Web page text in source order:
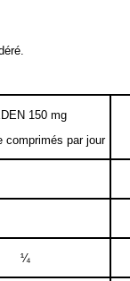
150 mg
comprimés par jour
¼